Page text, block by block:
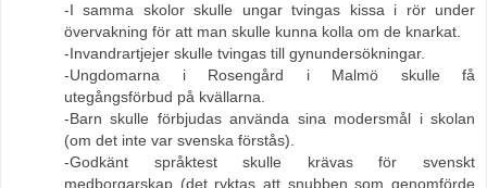
-I samma skolor skulle ungar tvingas kissa i rör under
övervakning för att man skulle kunna kolla om de knarkat.
-Invandrartjejer skulle tvingas till gynundersökningar.
-Ungdomarna i Rosengård i Malmö skulle få
utegångsförbud på kvällarna.
-Barn skulle förbjudas använda sina modersmål i skolan
(om det inte var svenska förstås).
-Godkänt språktest skulle krävas för svenskt
medborgarskap (det ryktas att snubben som genomförde